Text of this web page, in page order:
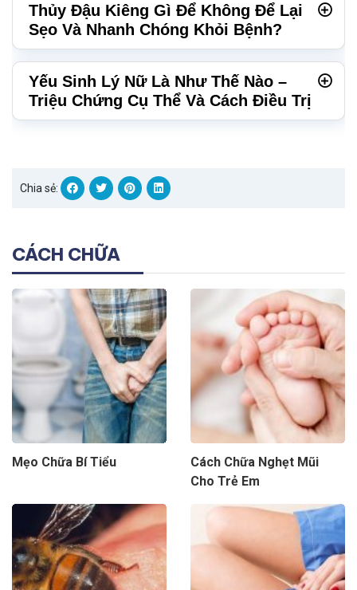
Thủy Đậu Kiêng Gì Để Không Để Lại
Sẹo Và Nhanh Chóng Khỏi Bệnh?
Yếu Sinh Lý Nữ Là Như Thế Nào –
Triệu Chứng Cụ Thể Và Cách Điều Trị
Chia sẻ:
CÁCH CHỮA
Mẹo Chữa Bí Tiểu
Cách Chữa Nghẹt Mũi
Cho Trẻ Em